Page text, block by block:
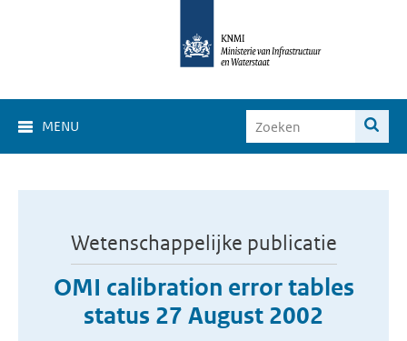
MENU
Wetenschappelijke publicatie
OMI calibration error tables
status 27 August 2002